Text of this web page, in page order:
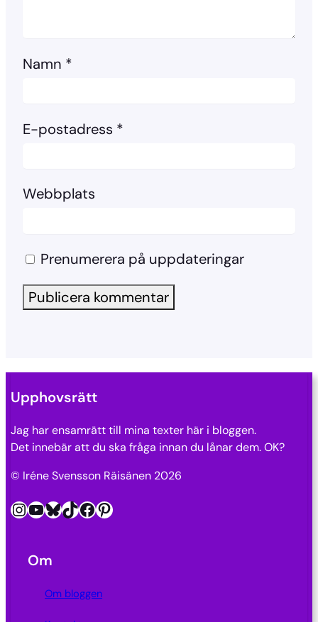
Namn *
E-postadress *
Webbplats
Prenumerera på uppdateringar
Upphovsrätt
Jag har ensamrätt till mina texter här i bloggen.
Det innebär att du ska fråga innan du lånar dem. OK?
© Iréne Svensson Räisänen 2026
InstagramYouTube Bluesky TikTok Facebook Pinterest
Om
Om bloggen